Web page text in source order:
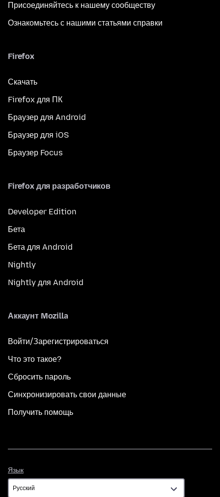
Присоединяйтесь к нашему сообществу
Ознакомьтесь с нашими статьями справки
Firefox
Скачать
Firefox для ПК
Браузер для Android
Браузер для iOS
Браузер Focus
Firefox для разработчиков
Developer Edition
Бета
Бета для Android
Nightly
Nightly для Android
Аккаунт Mozilla
Войти/Зарегистрироваться
Что это такое?
Сбросить пароль
Синхронизировать свои данные
Получить помощь
Язык